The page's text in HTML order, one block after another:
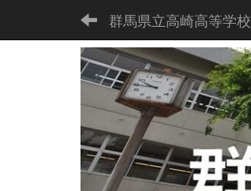
群馬県立高崎高等学校